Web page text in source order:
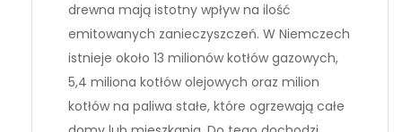
drewna mają istotny wpływ na ilość
emitowanych zanieczyszczeń. W Niemczech
istnieje około 13 milionów kotłów gazowych,
5,4 miliona kotłów olejowych oraz milion
kotłów na paliwa stałe, które ogrzewają całe